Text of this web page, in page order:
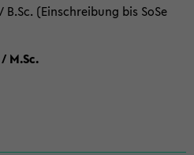
(Einschreibung bis SoSe
M.Sc.